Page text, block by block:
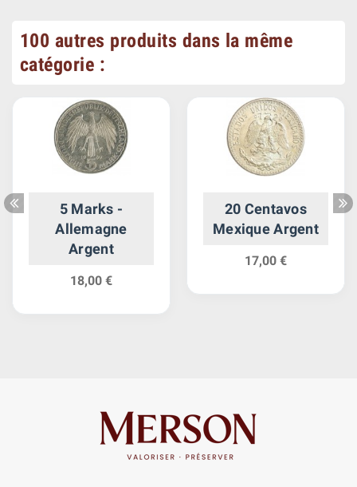
100 autres produits dans la même
catégorie :
5 Marks -
Allemagne
Argent
18,00 €
20 Centavos
Mexique Argent
17,00 €